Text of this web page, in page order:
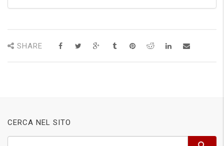
SHARE
CERCA NEL SITO